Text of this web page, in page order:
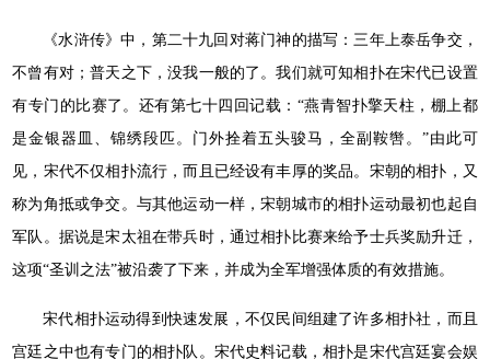
《水浒传》中，第二十九回对蒋门神的描写：三年上泰岳争交，
不曾有对；普天之下，没我一般的了。我们就可知相扑在宋代已设置
有专门的比赛了。还有第七十四回记载：“燕青智扑擎天柱，棚上都
是金银器皿、锦绣段匹。门外拴着五头骏马，全副鞍辔。”由此可
见，宋代不仅相扑流行，而且已经设有丰厚的奖品。宋朝的相扑，又
称为角抵或争交。与其他运动一样，宋朝城市的相扑运动最初也起自
军队。据说是宋太祖在带兵时，通过相扑比赛来给予士兵奖励升迁，
这项“圣训之法”被沿袭了下来，并成为全军增强体质的有效措施。
宋代相扑运动得到快速发展，不仅民间组建了许多相扑社，而且
宫廷之中也有专门的相扑队。宋代史料记载，相扑是宋代宫廷宴会娱